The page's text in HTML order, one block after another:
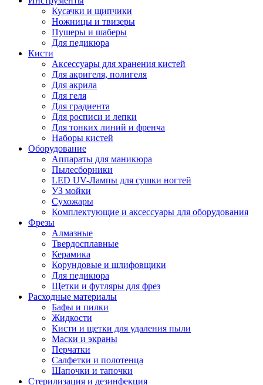
Кусачки и щипчики
Ножницы и твизеры
Пушеры и шаберы
Для педикюра
Кисти
Аксессуары для хранения кистей
Для акригеля, полигеля
Для акрила
Для геля
Для градиента
Для росписи и лепки
Для тонких линий и френча
Наборы кистей
Оборудование
Аппараты для маникюра
Пылесборники
LED UV-Лампы для сушки ногтей
УЗ мойки
Сухожары
Комплектующие и аксессуары для оборудования
Фрезы
Алмазные
Твердосплавные
Керамика
Корундовые и шлифовщики
Для педикюра
Щетки и футляры для фрез
Расходные материалы
Бафы и пилки
Жидкости
Кисти и щетки для удаления пыли
Маски и экраны
Перчатки
Салфетки и полотенца
Шапочки и тапочки
Стерилизация и дезинфекция